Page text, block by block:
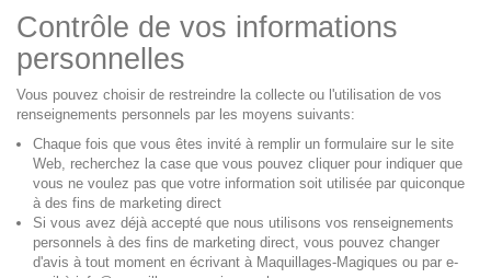
Contrôle de vos informations
personnelles
Vous pouvez choisir de restreindre la collecte ou l'utilisation de vos
renseignements personnels par les moyens suivants:
Chaque fois que vous êtes invité à remplir un formulaire sur le site
Web, recherchez la case que vous pouvez cliquer pour indiquer que
vous ne voulez pas que votre information soit utilisée par quiconque
à des fins de marketing direct
Si vous avez déjà accepté que nous utilisons vos renseignements
personnels à des fins de marketing direct, vous pouvez changer
d'avis à tout moment en écrivant à Maquillages-Magiques ou par e-